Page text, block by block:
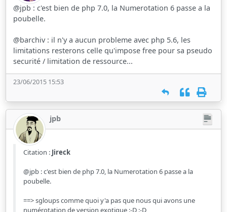
@jpb : c'est bien de php 7.0, la Numerotation 6 passe a la
poubelle.
@barchiv : il n'y a aucun probleme avec php 5.6, les
limitations resterons celle qu'impose free pour sa pseudo
securité / limitation de ressource...
23/06/2015 15:53
jpb
Citation : Jireck
@jpb : c'est bien de php 7.0, la Numerotation 6 passe a la
poubelle.
==> sgloups comme quoi y'a pas que nous qui avons une